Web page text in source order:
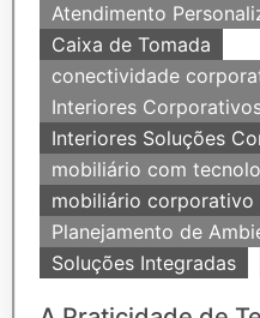
Atendimento
Caixa de Tomada
conectividade
Interiores
Interiores Soluções
mobiliário com
mobiliário corporativo
Planejamento de
Soluções Integradas